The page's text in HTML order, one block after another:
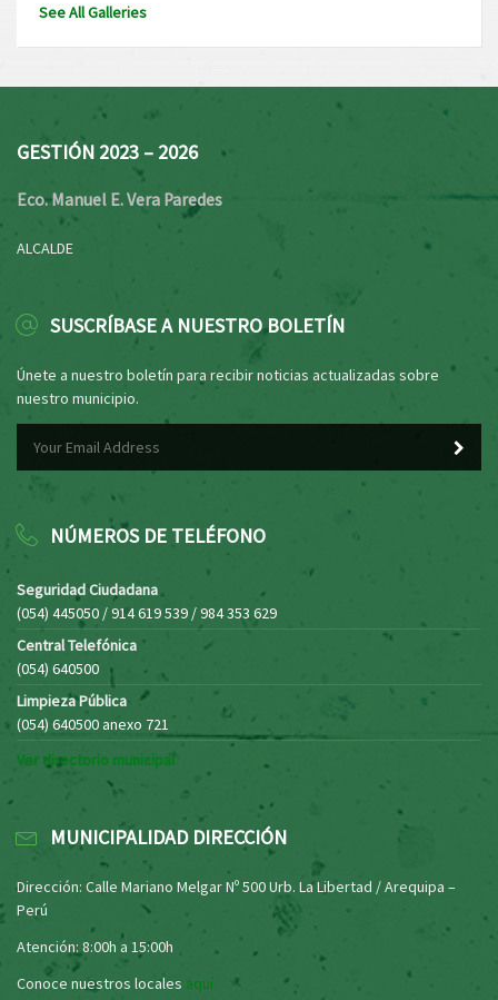
See All Galleries
GESTIÓN 2023 – 2026
Eco. Manuel E. Vera Paredes
ALCALDE
SUSCRÍBASE A NUESTRO BOLETÍN
Únete a nuestro boletín para recibir noticias actualizadas sobre
nuestro municipio.
NÚMEROS DE TELÉFONO
Seguridad Ciudadana
(054) 445050 / 914 619 539 / 984 353 629
Central Telefónica
(054) 640500
Limpieza Pública
(054) 640500 anexo 721
Ver directorio municipal
MUNICIPALIDAD DIRECCIÓN
Dirección: Calle Mariano Melgar Nº 500 Urb. La Libertad / Arequipa –
Perú
Atención: 8:00h a 15:00h
Conoce nuestros locales aquí